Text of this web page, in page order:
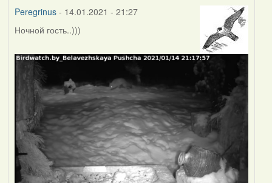
Peregrinus- 14.01.2021 - 21:27
Ночной гость..)))